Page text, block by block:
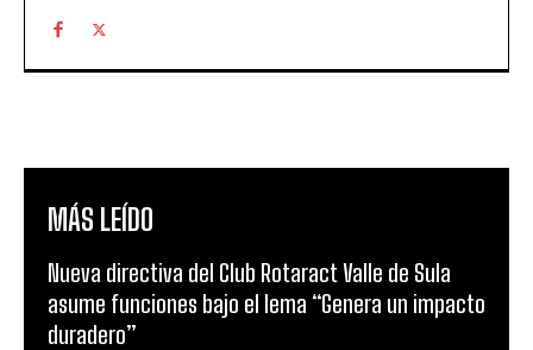
MÁS LEÍDO
Nueva directiva del Club Rotaract Valle de Sula
asume funciones bajo el lema “Genera un impacto
duradero”